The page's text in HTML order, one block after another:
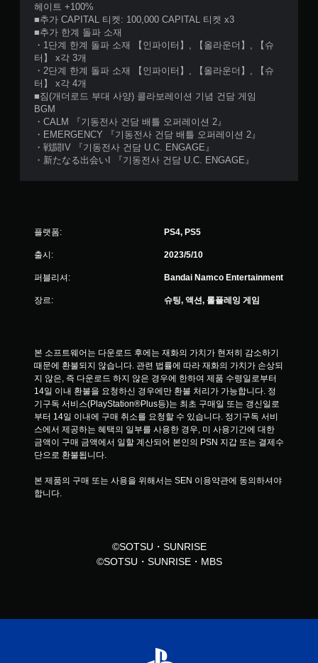
헤이트 +100%
■추가 CAPITAL 티켓: 100,000 CAPITAL 티켓 x3
■추가 한계 돌파 소재
・1단계 한계 돌파 소재 【인파이터】, 【올라운더】, 【슈
터】 x각 3개
・2단계 한계 돌파 소재 【인파이터】, 【올라운더】, 【슈
터】 x각 4개
■짐(개더로드 부대 사양) 콜라보레이션 기념 건담 게임
BGM
・CALM 『기동전사 건담 배틀 오퍼레이션 2』
・EMERGENCY 『기동전사 건담 배틀 오퍼레이션 2』
・戦闘IV 『기동전사 건담 U.C. ENGAGE』
・新たなる出会いI 『기동전사 건담 U.C. ENGAGE』
플랫폼: PS4, PS5
출시: 2023/5/10
퍼블리셔: Bandai Namco Entertainment
장르: 슈팅, 액션, 롤플레잉 게임
본 소프트웨어는 다운로드 후에는 재화의 가치가 현저히 감소하기
때문에 환불되지 않습니다. 관련 법률에 따라 재화의 가치가 손상되
지 않은, 즉 다운로드 하지 않은 경우에 한하여 제품 수령일로부터
14일 이내 환불을 요청하신 경우에만 환불 처리가 가능합니다. 정
기구독 서비스(PlayStation®Plus등)는 최초 구매일 또는 갱신일로
부터 14일 이내에 구매 취소를 요청할 수 있습니다. 정기구독 서비
스에서 제공하는 혜택의 일부를 사용한 경우, 미 사용기간에 대한
금액이 구매 금액에서 일할 계산되어 본인의 PSN 지갑 또는 결제수
단으로 환불됩니다.
본 제품의 구매 또는 사용을 위해서는 SEN 이용약관에 동의하셔야
합니다.
©SOTSU・SUNRISE
©SOTSU・SUNRISE・MBS